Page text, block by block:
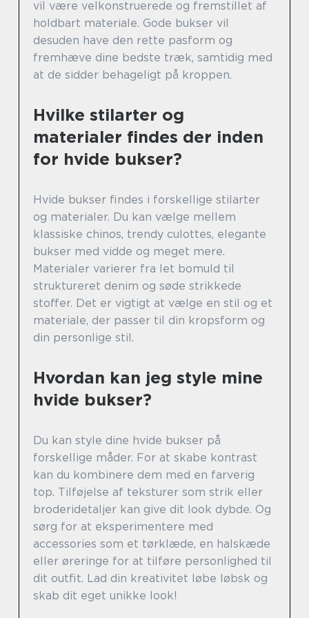
vil være velkonstruerede og fremstillet af
holdbart materiale. Gode bukser vil
desuden have den rette pasform og
fremhæve dine bedste træk, samtidig med
at de sidder behageligt på kroppen.
Hvilke stilarter og
materialer findes der inden
for hvide bukser?
Hvide bukser findes i forskellige stilarter
og materialer. Du kan vælge mellem
klassiske chinos, trendy culottes, elegante
bukser med vidde og meget mere.
Materialer varierer fra let bomuld til
struktureret denim og søde strikkede
stoffer. Det er vigtigt at vælge en stil og et
materiale, der passer til din kropsform og
din personlige stil.
Hvordan kan jeg style mine
hvide bukser?
Du kan style dine hvide bukser på
forskellige måder. For at skabe kontrast
kan du kombinere dem med en farverig
top. Tilføjelse af teksturer som strik eller
broderidetaljer kan give dit look dybde. Og
sørg for at eksperimentere med
accessories som et tørklæde, en halskæde
eller øreringe for at tilføre personlighed til
dit outfit. Lad din kreativitet løbe løbsk og
skab dit eget unikke look!